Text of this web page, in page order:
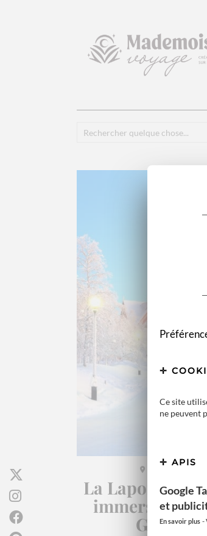
La Laponie
immersion au
Grand
Ce site
ne peuvent
APIS
Google
et
En savoir plus -